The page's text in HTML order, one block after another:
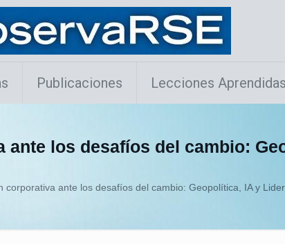
Publicaciones Lecciones Aprendidas
los desafíos del cambio:
corporativa ante los desafíos del cambio: Geopolítica, IA y